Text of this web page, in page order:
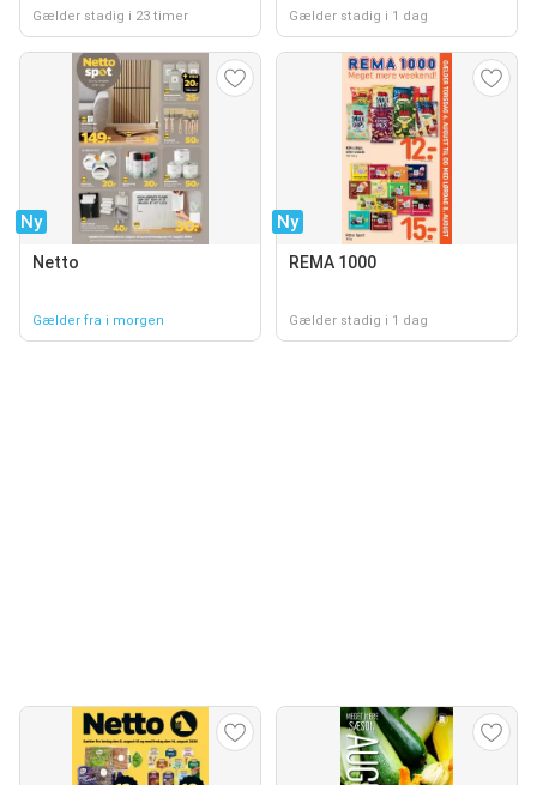
Gælder stadig i 23 timer Gælder stadig i 1 dag
Ny
Netto
Gælder fra i morgen
Ny
REMA 1000
Gælder stadig i 1 dag